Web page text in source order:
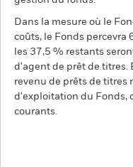
Dans la mesure où le
coûts, le Fonds percevra
les 37,5 % restants
d'agent de prêt de titres.
revenu de prêts de titres
d'exploitation du Fonds,
courants.